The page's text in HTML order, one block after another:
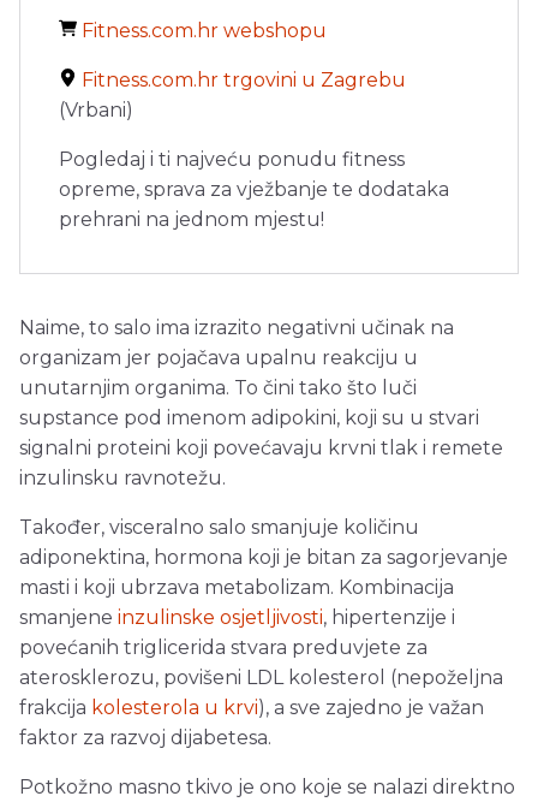
Fitness.com.hr webshopu
Fitness.com.hr trgovini u Zagrebu
(Vrbani)
Pogledaj i ti najveću ponudu fitness
opreme, sprava za vježbanje te dodataka
prehrani na jednom mjestu!
Naime, to salo ima izrazito negativni učinak na
organizam jer pojačava upalnu reakciju u
unutarnjim organima. To čini tako što luči
supstance pod imenom adipokini, koji su u stvari
signalni proteini koji povećavaju krvni tlak i remete
inzulinsku ravnotežu.
Također, visceralno salo smanjuje količinu
adiponektina, hormona koji je bitan za sagorjevanje
masti i koji ubrzava metabolizam. Kombinacija
smanjene inzulinske osjetljivosti, hipertenzije i
povećanih triglicerida stvara preduvjete za
aterosklerozu, povišeni LDL kolesterol (nepoželjna
frakcija kolesterola u krvi), a sve zajedno je važan
faktor za razvoj dijabetesa.
Potkožno masno tkivo je ono koje se nalazi direktno